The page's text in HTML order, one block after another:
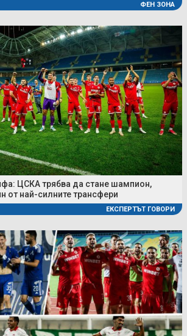
ФЕН ЗОНА
ЦСКА трябва да стане шампион,
от най-силните трансфери
ЕКСПЕРТЪТ ГОВОРИ